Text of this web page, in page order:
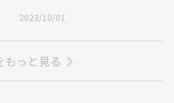
2023/10/01
もっと見る